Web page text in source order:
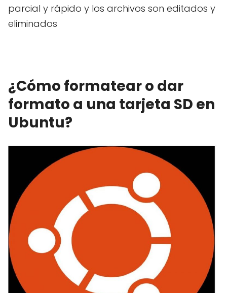
parcial y rápido y los archivos son editados y
eliminados
¿Cómo formatear o dar
formato a una tarjeta SD en
Ubuntu?